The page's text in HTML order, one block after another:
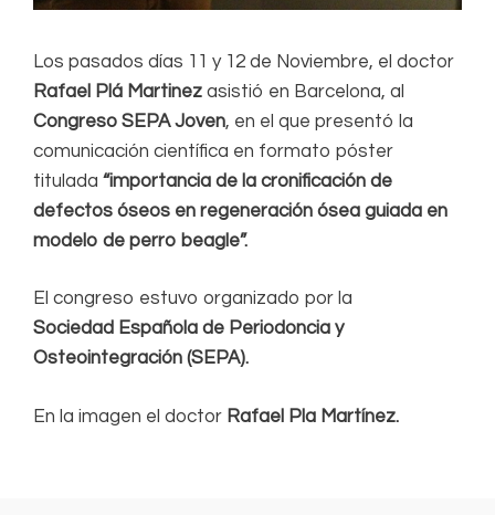
Los pasados días 11 y 12 de Noviembre, el doctor
Rafael Plá Martinez asistió en Barcelona, al
Congreso SEPA Joven, en el que presentó la
comunicación científica en formato póster
titulada “importancia de la cronificación de
defectos óseos en regeneración ósea guiada en
modelo de perro beagle”.
El congreso estuvo organizado por la
Sociedad Española de Periodoncia y
Osteointegración (SEPA).
En la imagen el doctor Rafael Pla Martínez.